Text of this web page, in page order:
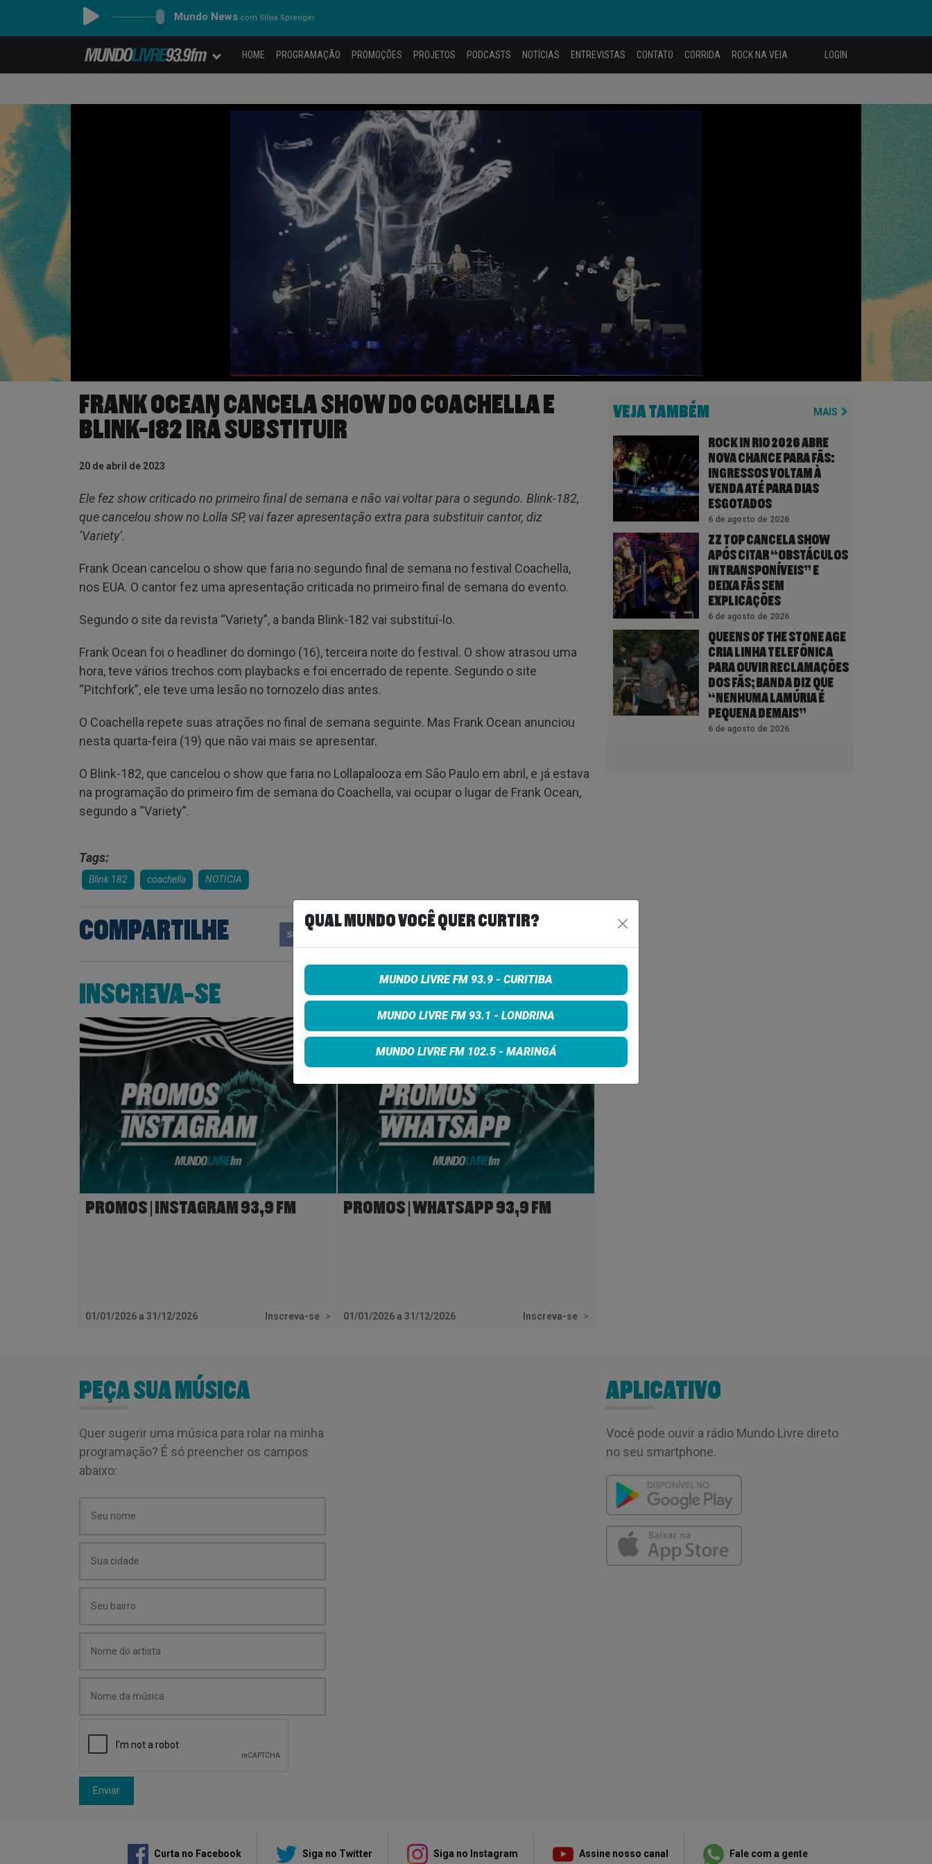
Mundo News com Silvia Sprenger
HOME PROGRAMAÇÃO PROMOÇÕES PROJETOS PODCASTS NOTÍCIAS ENTREVISTAS CONTATO CORRIDA ROCK NA VEIA LOGIN
FRANK OCEAN CANCELA SHOW DO COACHELLA E
BLINK-182 IRÁ SUBSTITUIR
20 de abril de 2023
Ele fez show criticado no primeiro final de semana e não vai voltar para o segundo. Blink-182,
que cancelou show no Lolla SP, vai fazer apresentação extra para substituir cantor, diz
‘Variety’.
Frank Ocean cancelou o show que faria no segundo final de semana no festival Coachella,
nos EUA. O cantor fez uma apresentação criticada no primeiro final de semana do evento.
Segundo o site da revista “Variety”, a banda Blink-182 vai substituí-lo.
Frank Ocean foi o headliner do domingo (16), terceira noite do festival. O show atrasou uma
hora, teve vários trechos com playbacks e foi encerrado de repente. Segundo o site
“Pitchfork”, ele teve uma lesão no tornozelo dias antes.
O Coachella repete suas atrações no final de semana seguinte. Mas Frank Ocean anunciou
nesta quarta-feira (19) que não vai mais se apresentar.
O Blink-182, que cancelou o show que faria no Lollapalooza em São Paulo em abril, e já estava
na programação do primeiro fim de semana do Coachella, vai ocupar o lugar de Frank Ocean,
segundo a “Variety”.
Tags:
Blink 182 coachella NOTICIA
COMPARTILHE Share on Facebook Share on Twitter
VEJA TAMBÉM MAIS
ROCK IN RIO 2026 ABRE
NOVA CHANCE PARA FÃS:
INGRESSOS VOLTAM À
VENDA ATÉ PARA DIAS
ESGOTADOS
6 de agosto de 2026
ZZ TOP CANCELA SHOW
APÓS CITAR “OBSTÁCULOS
INTRANSPONÍVEIS” E
DEIXA FÃS SEM
EXPLICAÇÕES
6 de agosto de 2026
QUEENS OF THE STONE AGE
CRIA LINHA TELEFÔNICA
PARA OUVIR RECLAMAÇÕES
DOS FÃS; BANDA DIZ QUE
“NENHUMA LAMÚRIA É
PEQUENA DEMAIS”
6 de agosto de 2026
INSCREVA-SE
PROMOS | INSTAGRAM 93,9 FM
01/01/2026 a 31/12/2026 Inscreva-se >
PROMOS | WHATSAPP 93,9 FM
01/01/2026 a 31/12/2026 Inscreva-se >
PEÇA SUA MÚSICA
Quer sugerir uma música para rolar na minha
programação? É só preencher os campos
abaixo:
Enviar
APLICATIVO
Você pode ouvir a rádio Mundo Livre direto
no seu smartphone.
Curta no Facebook Siga no Twitter Siga no Instagram Assine nosso canal Fale com a gente
QUAL MUNDO VOCÊ QUER CURTIR?
MUNDO LIVRE FM 93.9 - CURITIBA
MUNDO LIVRE FM 93.1 - LONDRINA
MUNDO LIVRE FM 102.5 - MARINGÁ